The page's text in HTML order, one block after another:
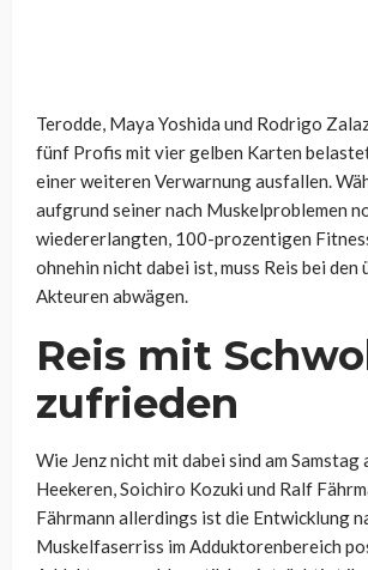
Terodde, Maya Yoshida und Rodrigo
fünf Profis mit vier gelben Karten
einer weiteren Verwarnung ausfallen.
aufgrund seiner nach Muskelproblemen
wiedererlangten, 100-prozentigen
ohnehin nicht dabei ist, muss Reis bei den
Akteuren abwägen.
Reis mit
zufrieden
Wie Jenz nicht mit dabei sind am Samstag
Heekeren, Soichiro Kozuki und Ralf
Fährmann allerdings ist die Entwicklung
Muskelfaserriss im Adduktorenbereich